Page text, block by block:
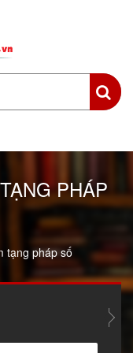
PHÁP
tạng pháp số